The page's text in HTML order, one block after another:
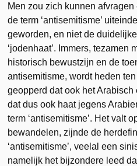
Men zou zich kunnen
de term ‘antisemitisme’
geworden, en niet de
‘jodenhaat’. Immers, tezamen
historisch bewustzijn en de
antisemitisme, wordt heden
geopperd dat ook het
dat dus ook haat jegens
term ‘antisemitisme’. Het valt
bewandelen, zijnde de
‘antisemitisme’, veelal een
namelijk het bijzondere leed